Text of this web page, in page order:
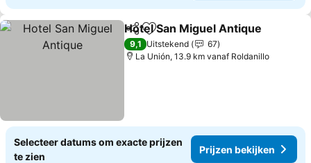
DelenToevoegen aan favorieten
Hotel San Miguel Antique
9,1 Uitstekend
67
La Unión, 13.9 km vanaf Roldanillo
Selecteer datums om exacte prijzen
te zien
Prijzen bekijken